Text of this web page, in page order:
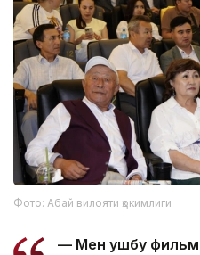
Фото: Абай вилояти ҳокимлиги
— Мен ушбу